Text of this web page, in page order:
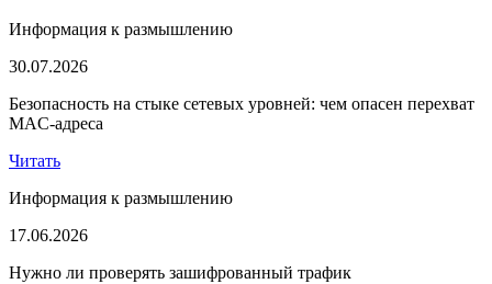
Информация к размышлению
30.07.2026
Безопасность на стыке сетевых уровней: чем опасен перехват
MAC-адреса
Читать
Информация к размышлению
17.06.2026
Нужно ли проверять зашифрованный трафик